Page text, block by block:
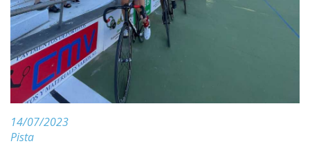
14/07/2023
Pista